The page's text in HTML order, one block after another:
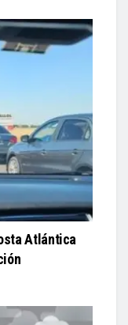
Atlántica